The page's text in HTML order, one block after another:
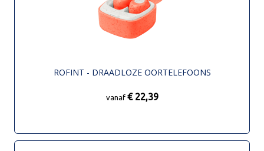
ROFINT - DRAADLOZE OORTELEFOONS
vanaf € 22,39